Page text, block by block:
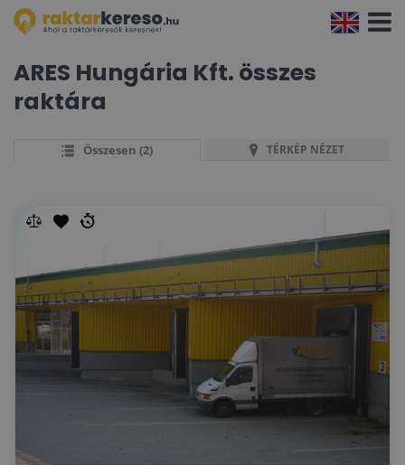
ARES Hungária Kft. összes
raktára
Összesen (2) TÉRKÉP NÉZET